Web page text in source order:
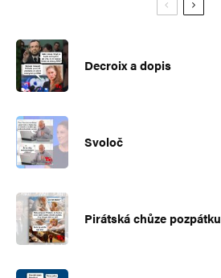
Decroix a dopis
Svoloč
Pirátská chůze pozpátku